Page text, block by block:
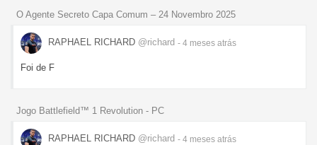
O Agente Secreto Capa Comum – 24 Novembro 2025
RAPHAEL RICHARD @richard - 4 meses atrás
Foi de F
Jogo Battlefield™ 1 Revolution - PC
RAPHAEL RICHARD @richard - 4 meses atrás